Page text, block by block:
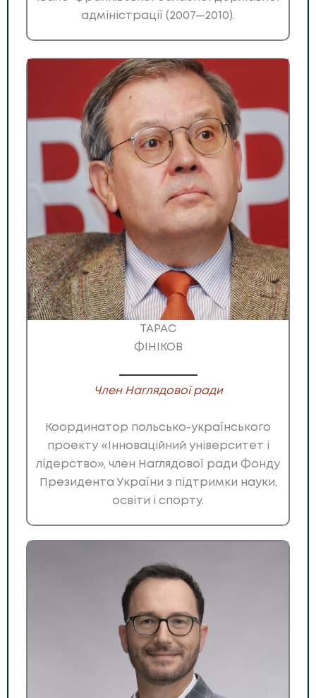
адміністрації (2007—2010).
ТАРАС
ФІНІКОВ
Член Наглядової ради
Координатор польсько-українського
проекту «Інноваційний університет і
лідерство», член Наглядової ради Фонду
Президента України з підтримки науки,
освіти і спорту.